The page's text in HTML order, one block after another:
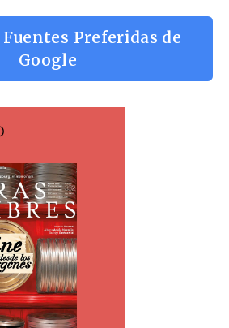
Fuentes Preferidas de
Google